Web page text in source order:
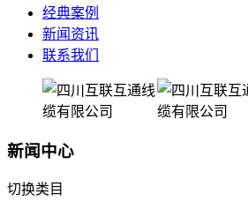
经典案例
新闻资讯
联系我们
新闻中心
切换类目